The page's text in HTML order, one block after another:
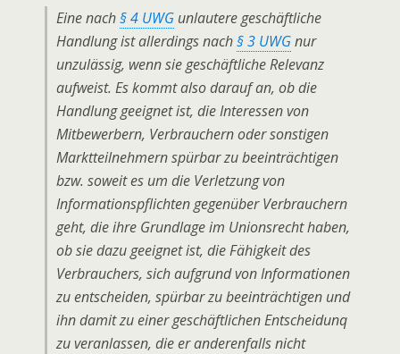
Eine nach§ 4 UWG unlautere geschäftliche
Handlung ist allerdings nach§ 3 UWGnur
unzulässig, wenn sie geschäftliche Relevanz
aufweist. Es kommt also darauf an, ob die
Handlung geeignet ist, die Interessen von
Mitbewerbern, Verbrauchern oder sonstigen
Marktteilnehmern spürbar zu beeinträchtigen
bzw. soweit es um die Verletzung von
Informationspflichten gegenüber Verbrauchern
geht, die ihre Grundlage im Unionsrecht haben,
ob sie dazu geeignet ist, die Fähigkeit des
Verbrauchers, sich aufgrund von Informationen
zu entscheiden, spürbar zu beeinträchtigen und
ihn damit zu einer geschäftlichen Entscheidunq
zu veranlassen, die er anderenfalls nicht